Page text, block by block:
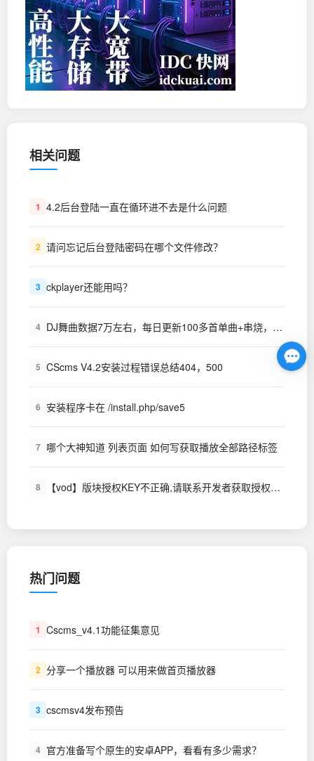
相关问题
1 4.2后台登陆一直在循环进不去是什么问题
2 请问忘记后台登陆密码在哪个文件修改？
3 ckplayer还能用吗？
4 DJ舞曲数据7万左右，每日更新100多首单曲+串烧，视频MP4舞曲7000首左右，对外出租,每月只需要200元。同时对外出租硬盘，存放舞曲500G,1T,2T,都可以，每年只需要500-1000不等，省去服务器费用，
5 CScms V4.2安装过程错误总结404，500
6 安装程序卡在 /install.php/save5
7 哪个大神知道 列表页面 如何写获取播放全部路径标签
8 【vod】版块授权KEY不正确,请联系开发者获取授权KEY~!
热门问题
1 Cscms_v4.1功能征集意见
2 分享一个播放器 可以用来做首页播放器
3 cscmsv4发布预告
4 官方准备写个原生的安卓APP，看看有多少需求？